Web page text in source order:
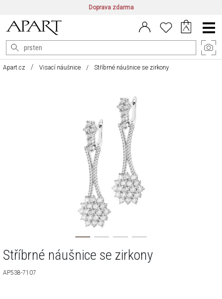
Doprava zdarma
CZ/CZK | EN/EUR PL/PLN
Main
Menu
Apart.cz Visací náušnice Stříbrné náušnice se zirkony
Stříbrné náušnice se zirkony
AP538-7107